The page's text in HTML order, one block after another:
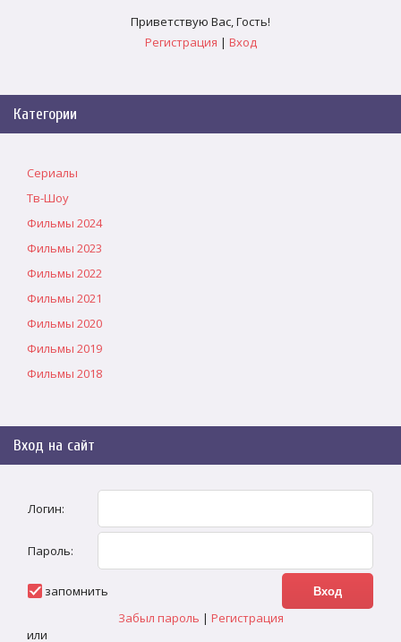
Приветствую Вас,Гость!
Регистрация | Вход
Категории
Сериалы
Тв-Шоу
Фильмы 2024
Фильмы 2023
Фильмы 2022
Фильмы 2021
Фильмы 2020
Фильмы 2019
Фильмы 2018
Вход на сайт
Логин:
Пароль:
запомнить
Забыл пароль | Регистрация
или